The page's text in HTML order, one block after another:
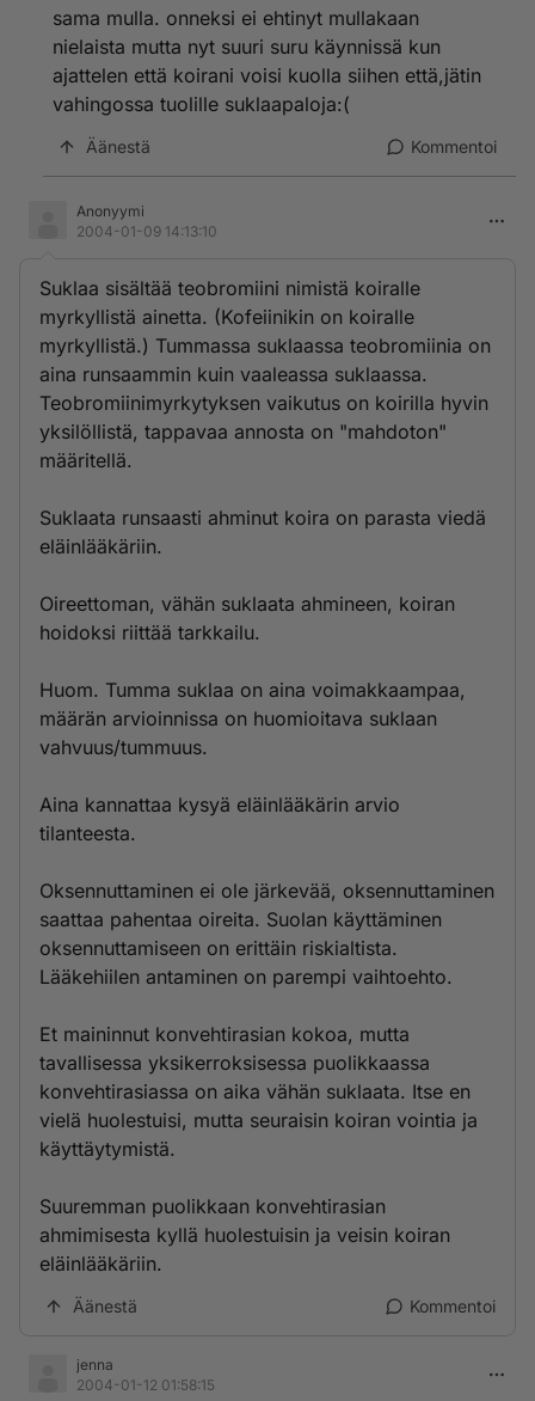
sama mulla. onneksi ei ehtinyt mullakaan
nielaista mutta nyt suuri suru käynnissä kun
ajattelen että koirani voisi kuolla siihen että,jätin
vahingossa tuolille suklaapaloja:(
Äänestä Kommentoi
Anonyymi
2004-01-09 14:13:10
Suklaa sisältää teobromiini nimistä koiralle
myrkyllistä ainetta. (Kofeiinikin on koiralle
myrkyllistä.) Tummassa suklaassa teobromiinia on
aina runsaammin kuin vaaleassa suklaassa.
Teobromiinimyrkytyksen vaikutus on koirilla hyvin
yksilöllistä, tappavaa annosta on "mahdoton"
määritellä.
Suklaata runsaasti ahminut koira on parasta viedä
eläinlääkäriin.
Oireettoman, vähän suklaata ahmineen, koiran
hoidoksi riittää tarkkailu.
Huom. Tumma suklaa on aina voimakkaampaa,
määrän arvioinnissa on huomioitava suklaan
vahvuus/tummuus.
Aina kannattaa kysyä eläinlääkärin arvio
tilanteesta.
Oksennuttaminen ei ole järkevää, oksennuttaminen
saattaa pahentaa oireita. Suolan käyttäminen
oksennuttamiseen on erittäin riskialtista.
Lääkehiilen antaminen on parempi vaihtoehto.
Et maininnut konvehtirasian kokoa, mutta
tavallisessa yksikerroksisessa puolikkaassa
konvehtirasiassa on aika vähän suklaata. Itse en
vielä huolestuisi, mutta seuraisin koiran vointia ja
käyttäytymistä.
Suuremman puolikkaan konvehtirasian
ahmimisesta kyllä huolestuisin ja veisin koiran
eläinlääkäriin.
Äänestä Kommentoi
jenna
2004-01-12 01:58:15